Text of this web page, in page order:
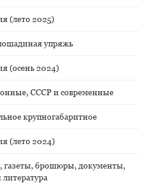
(лето 2025)
упряжь
(осень 2024)
СССР и современные
крупногабаритное
(лето 2024)
газеты, брошюры, документы,